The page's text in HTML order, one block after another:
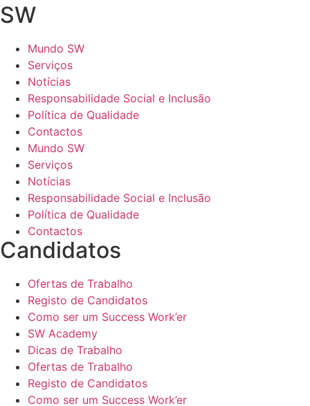
SW
Mundo SW
Serviços
Notícias
Responsabilidade Social e Inclusão
Política de Qualidade
Contactos
Mundo SW
Serviços
Notícias
Responsabilidade Social e Inclusão
Política de Qualidade
Contactos
Candidatos
Ofertas de Trabalho
Registo de Candidatos
Como ser um Success Work’er
SW Academy
Dicas de Trabalho
Ofertas de Trabalho
Registo de Candidatos
Como ser um Success Work’er